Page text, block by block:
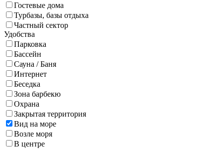
Гостевые дома
Турбазы, базы отдыха
Частный сектор
Удобства
Парковка
Бассейн
Сауна / Баня
Интернет
Беседка
Зона барбекю
Охрана
Закрытая территория
Вид на море
Возле моря
В центре